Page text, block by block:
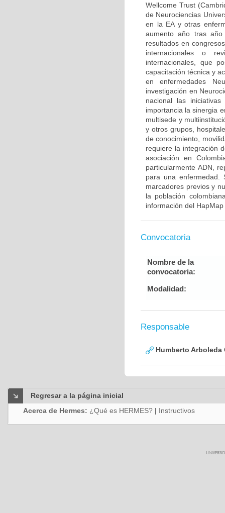
Wellcome Trust
de Neurociencias
en la EA y otras
aumento año tras año
resultados en
internacionales o
internacionales, que
capacitación técnica y
en enfermedades
investigación en
nacional las
importancia la sinergia
multisede y
y otros grupos,
de conocimiento,
requiere la integración
asociación en
particularmente ADN,
para una enfermedad.
marcadores previos y
la población
información del
Convocatoria
Nombre de la
convocatoria:
Modalidad:
Responsable
Humberto Arboleda
Regresar a la página inicial
Acerca de Hermes: ¿Qué es HERMES? | Instructivos